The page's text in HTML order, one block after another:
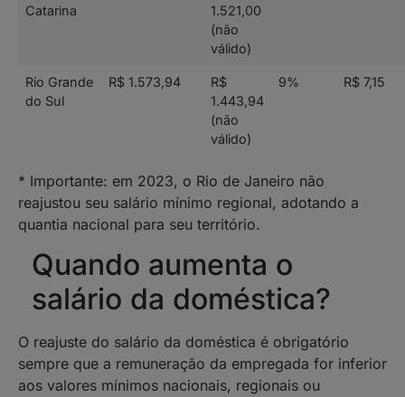
Catarina
1.521,00
(não
válido)
Rio Grande
do Sul
R$ 1.573,94
R$
1.443,94
(não
válido)
9% R$ 7,15
* Importante: em 2023, o Rio de Janeiro não
reajustou seu salário mínimo regional, adotando a
quantia nacional para seu território.
Quando aumenta o
salário da doméstica?
O reajuste do salário da doméstica é obrigatório
sempre que a remuneração da empregada for inferior
aos valores mínimos nacionais, regionais ou